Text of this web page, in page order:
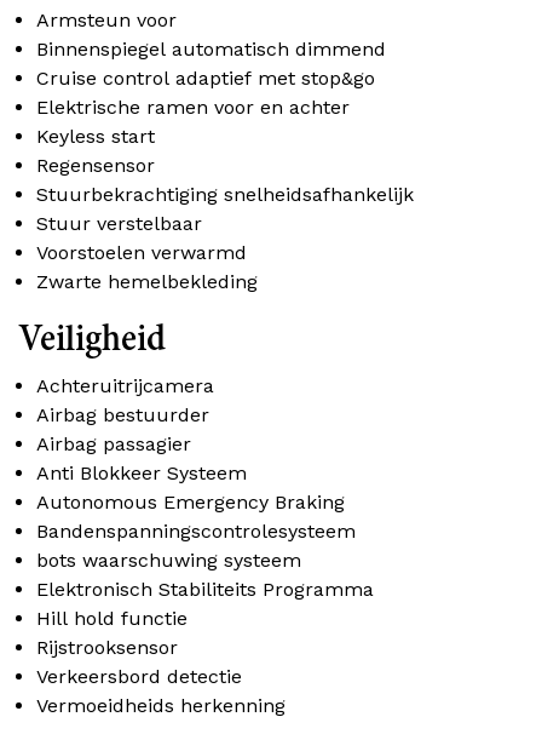
Armsteun voor
Binnenspiegel automatisch dimmend
Cruise control adaptief met stop&go
Elektrische ramen voor en achter
Keyless start
Regensensor
Stuurbekrachtiging snelheidsafhankelijk
Stuur verstelbaar
Voorstoelen verwarmd
Zwarte hemelbekleding
Veiligheid
Achteruitrijcamera
Airbag bestuurder
Airbag passagier
Anti Blokkeer Systeem
Autonomous Emergency Braking
Bandenspanningscontrolesysteem
bots waarschuwing systeem
Elektronisch Stabiliteits Programma
Hill hold functie
Rijstrooksensor
Verkeersbord detectie
Vermoeidheids herkenning